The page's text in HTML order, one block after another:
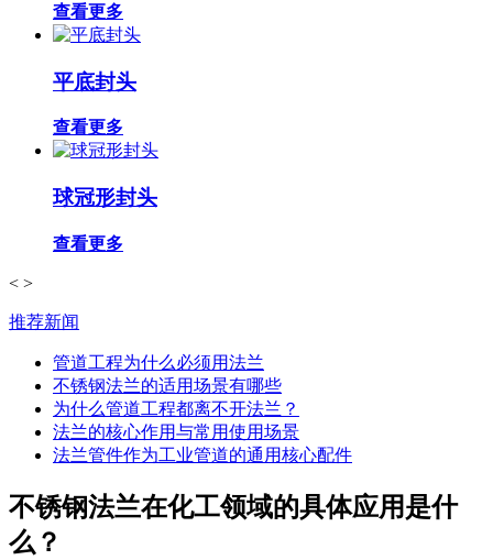
查看更多
平底封头
查看更多
球冠形封头
查看更多
< >
推荐新闻
管道工程为什么必须用法兰
不锈钢法兰的适用场景有哪些
为什么管道工程都离不开法兰？
法兰的核心作用与常用使用场景
法兰管件作为工业管道的通用核心配件
不锈钢法兰在化工领域的具体应用是什
么？